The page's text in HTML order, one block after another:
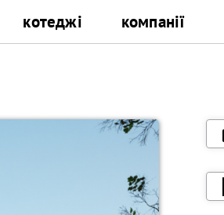
котеджі компанії